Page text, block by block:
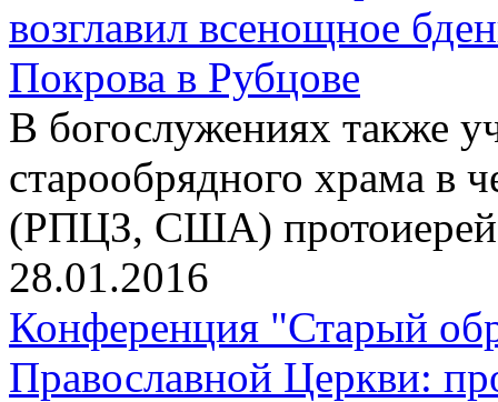
возглавил всенощное
Покрова в Рубцове
В богослужениях также
старообрядного храма в
(РПЦЗ, США)
28.01.2016
Конференция "Старый
Православной Церкви: